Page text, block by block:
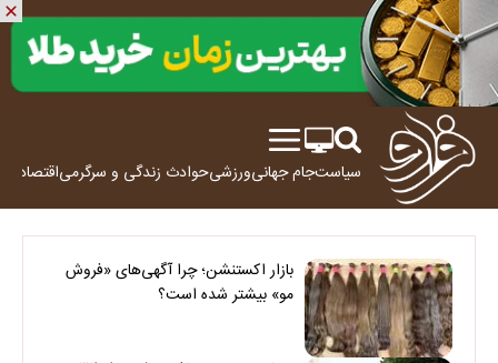
سیاستجام جهانیورزشیحوادث زندگی و سرگرمیاقتصاد
بازار اکستنشن؛ چرا آگهی‌های «فروش
مو» بیشتر شده است؟